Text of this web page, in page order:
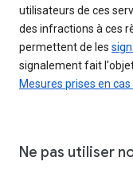
utilisateurs de ces
des infractions à ces
permettent de les
signalement fait
Mesures prises en
Ne pas utiliser